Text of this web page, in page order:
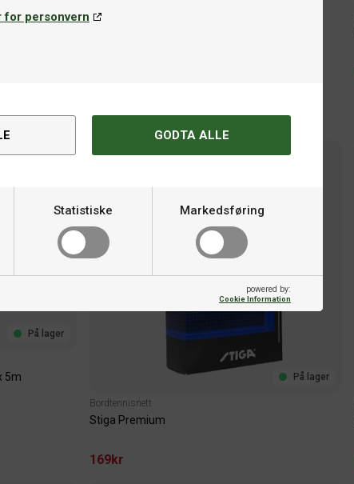
for personvern
GODTA ALLE
Statistiske Markedsføring
powered by:
Cookie Information
På lager
5m På lager
Bordtennisnett
Stiga Premium
169kr